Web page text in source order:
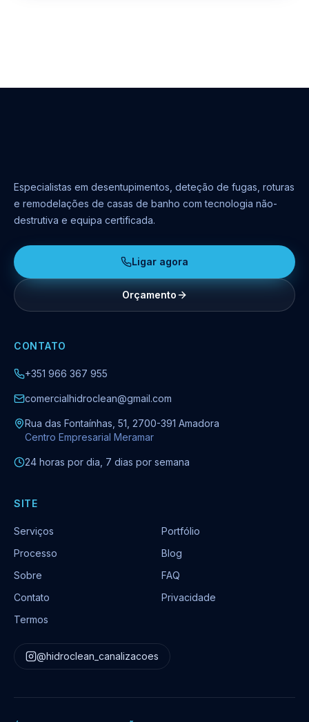
Especialistas em desentupimentos, deteção de fugas, roturas
e remodelações de casas de banho com tecnologia não-
destrutiva e equipa certificada.
Ligar agora
Orçamento
CONTATO
+351 966 367 955
comercialhidroclean@gmail.com
Rua das Fontaínhas, 51, 2700-391 Amadora
Centro Empresarial Meramar
24 horas por dia, 7 dias por semana
SITE
Serviços
Portfólio
Processo
Blog
Sobre
FAQ
Contato
Privacidade
Termos
@hidroclean_canalizacoes